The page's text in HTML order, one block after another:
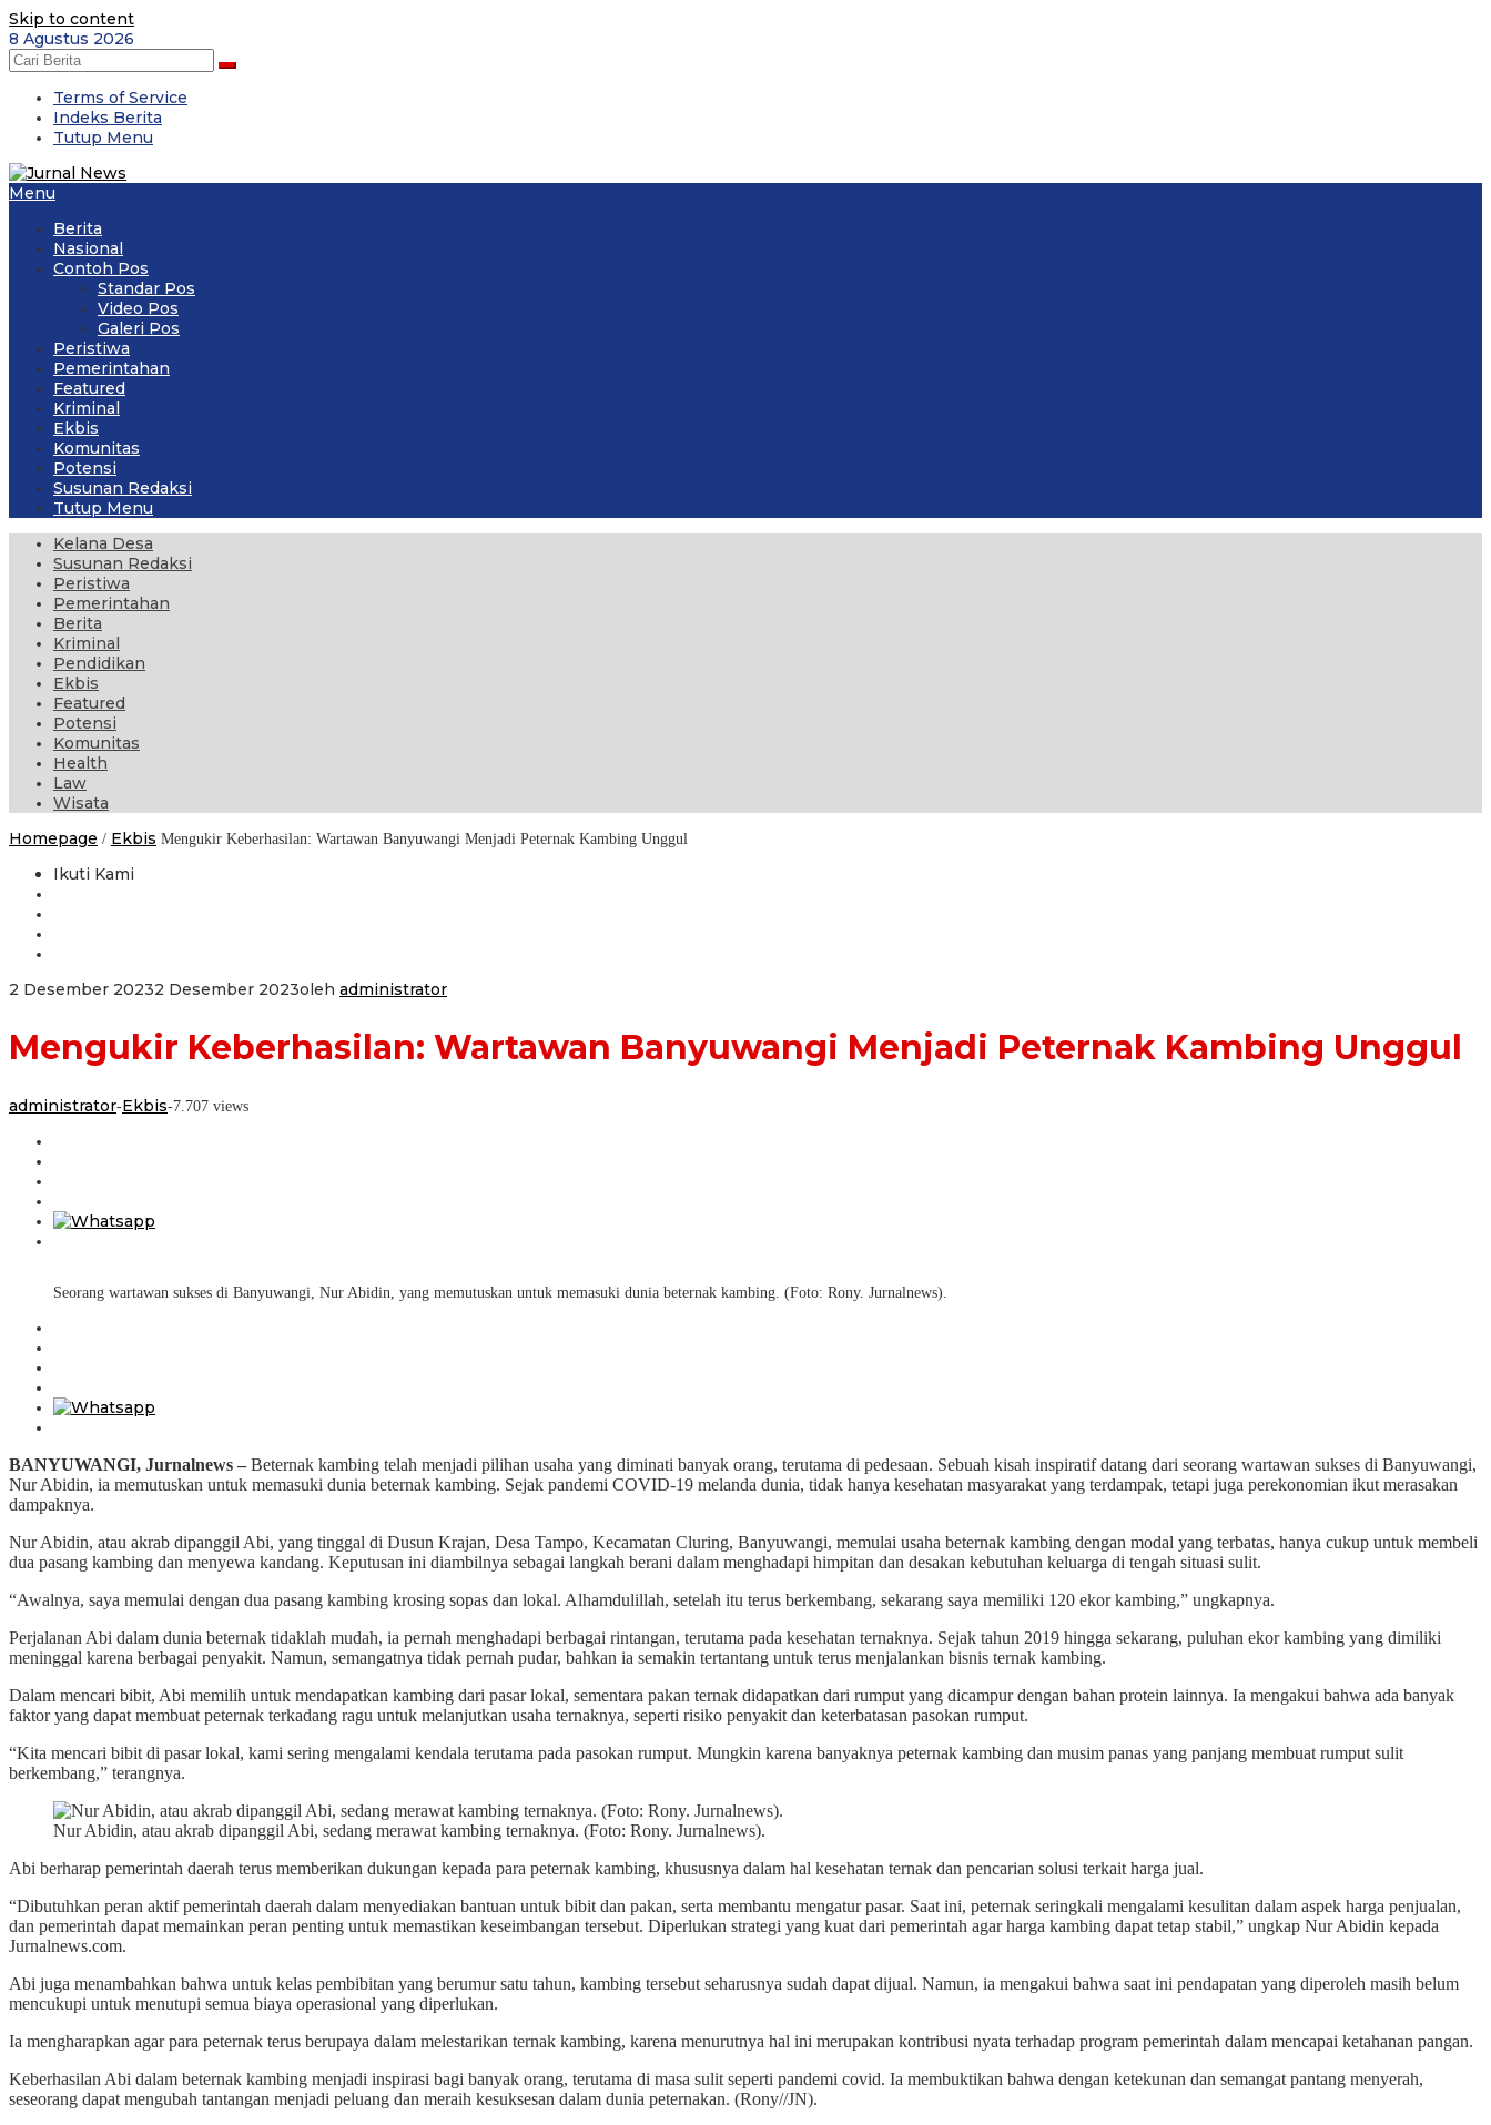
Skip to content
8 Agustus 2026
Terms of Service
Indeks Berita
Tutup Menu
Menu
Berita
Nasional
Contoh Pos
Standar Pos
Video Pos
Galeri Pos
Peristiwa
Pemerintahan
Featured
Kriminal
Ekbis
Komunitas
Potensi
Susunan Redaksi
Tutup Menu
Kelana Desa
Susunan Redaksi
Peristiwa
Pemerintahan
Berita
Kriminal
Pendidikan
Ekbis
Featured
Potensi
Komunitas
Health
Law
Wisata
Homepage / Ekbis Mengukir Keberhasilan: Wartawan Banyuwangi Menjadi Peternak Kambing Unggul
Ikuti Kami
2 Desember 20232 Desember 2023oleh administrator
Mengukir Keberhasilan: Wartawan Banyuwangi Menjadi Peternak Kambing Unggul
administrator-Ekbis-7.707 views
Seorang wartawan sukses di Banyuwangi, Nur Abidin, yang memutuskan untuk memasuki dunia beternak kambing. (Foto: Rony. Jurnalnews).
BANYUWANGI, Jurnalnews – Beternak kambing telah menjadi pilihan usaha yang diminati banyak orang, terutama di pedesaan. Sebuah kisah inspiratif datang dari seorang wartawan sukses di Banyuwangi,
Nur Abidin, ia memutuskan untuk memasuki dunia beternak kambing. Sejak pandemi COVID-19 melanda dunia, tidak hanya kesehatan masyarakat yang terdampak, tetapi juga perekonomian ikut merasakan
dampaknya.
Nur Abidin, atau akrab dipanggil Abi, yang tinggal di Dusun Krajan, Desa Tampo, Kecamatan Cluring, Banyuwangi, memulai usaha beternak kambing dengan modal yang terbatas, hanya cukup untuk membeli
dua pasang kambing dan menyewa kandang. Keputusan ini diambilnya sebagai langkah berani dalam menghadapi himpitan dan desakan kebutuhan keluarga di tengah situasi sulit.
“Awalnya, saya memulai dengan dua pasang kambing krosing sopas dan lokal. Alhamdulillah, setelah itu terus berkembang, sekarang saya memiliki 120 ekor kambing,” ungkapnya.
Perjalanan Abi dalam dunia beternak tidaklah mudah, ia pernah menghadapi berbagai rintangan, terutama pada kesehatan ternaknya. Sejak tahun 2019 hingga sekarang, puluhan ekor kambing yang dimiliki
meninggal karena berbagai penyakit. Namun, semangatnya tidak pernah pudar, bahkan ia semakin tertantang untuk terus menjalankan bisnis ternak kambing.
Dalam mencari bibit, Abi memilih untuk mendapatkan kambing dari pasar lokal, sementara pakan ternak didapatkan dari rumput yang dicampur dengan bahan protein lainnya. Ia mengakui bahwa ada banyak
faktor yang dapat membuat peternak terkadang ragu untuk melanjutkan usaha ternaknya, seperti risiko penyakit dan keterbatasan pasokan rumput.
“Kita mencari bibit di pasar lokal, kami sering mengalami kendala terutama pada pasokan rumput. Mungkin karena banyaknya peternak kambing dan musim panas yang panjang membuat rumput sulit
berkembang,” terangnya.
Nur Abidin, atau akrab dipanggil Abi, sedang merawat kambing ternaknya. (Foto: Rony. Jurnalnews).
Abi berharap pemerintah daerah terus memberikan dukungan kepada para peternak kambing, khususnya dalam hal kesehatan ternak dan pencarian solusi terkait harga jual.
“Dibutuhkan peran aktif pemerintah daerah dalam menyediakan bantuan untuk bibit dan pakan, serta membantu mengatur pasar. Saat ini, peternak seringkali mengalami kesulitan dalam aspek harga penjualan,
dan pemerintah dapat memainkan peran penting untuk memastikan keseimbangan tersebut. Diperlukan strategi yang kuat dari pemerintah agar harga kambing dapat tetap stabil,” ungkap Nur Abidin kepada
Jurnalnews.com.
Abi juga menambahkan bahwa untuk kelas pembibitan yang berumur satu tahun, kambing tersebut seharusnya sudah dapat dijual. Namun, ia mengakui bahwa saat ini pendapatan yang diperoleh masih belum
mencukupi untuk menutupi semua biaya operasional yang diperlukan.
Ia mengharapkan agar para peternak terus berupaya dalam melestarikan ternak kambing, karena menurutnya hal ini merupakan kontribusi nyata terhadap program pemerintah dalam mencapai ketahanan pangan.
Keberhasilan Abi dalam beternak kambing menjadi inspirasi bagi banyak orang, terutama di masa sulit seperti pandemi covid. Ia membuktikan bahwa dengan ketekunan dan semangat pantang menyerah,
seseorang dapat mengubah tantangan menjadi peluang dan meraih kesuksesan dalam dunia peternakan. (Rony//JN).